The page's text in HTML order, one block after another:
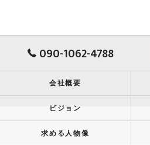
090-1062-4788
会社概要
ビジョン
求める人物像